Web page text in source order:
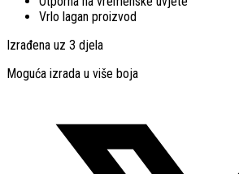
Vrlo lagan proizvod
Izrađena uz 3 djela
Moguća izrada u više boja